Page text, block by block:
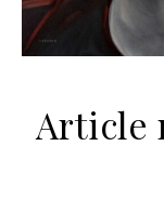
Article